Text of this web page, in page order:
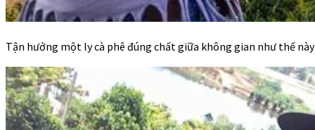
Tận hưởng một ly cà phê đúng chất giữa không gian như thế